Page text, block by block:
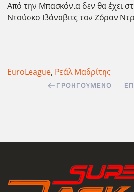
Από την Μπασκόνια δεν θα έχει
Ντούσκο Ιβάνοβιτς τον Ζόραν
EuroLeague, Ρεάλ Μαδρίτης
ΠΡΟΗΓΟΎΜΕΝΟ